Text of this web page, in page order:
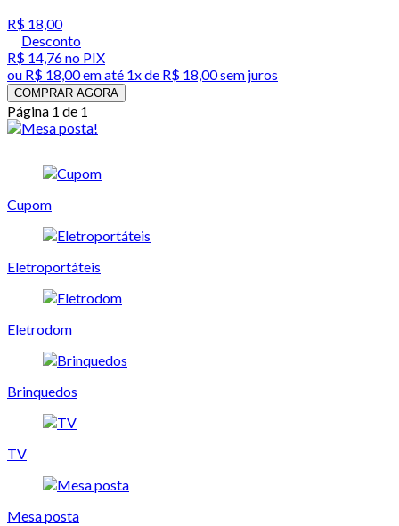
R$ 18,00
Desconto
R$ 14,76no PIX
ou R$ 18,00em até 1x de R$ 18,00sem juros
COMPRAR AGORA
Página 1 de 1
Cupom
Eletroportáteis
Eletrodom
Brinquedos
TV
Mesa posta